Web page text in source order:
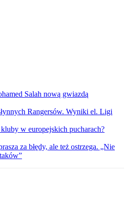
Salah nową gwiazdą
Rangersów. Wyniki el. Ligi
w europejskich pucharach?
za błędy, ale też ostrzega. „Nie